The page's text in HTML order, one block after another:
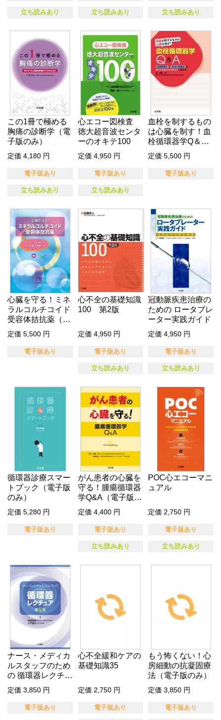
立ち読みあり 立ち読みあり 立ち読みあり
この1冊で極める
胸痛の診断学（電
子版のみ）
定価 4,180 円
電子版あり
立ち読みあり
心エコー図検査
徳大超音波センタ
ーのオキテ100
定価 4,950 円
電子版あり
立ち読みあり
血栓を制するもの
は心臓を制す！血
栓循環器学Q＆A
（電子版の…
定価 5,500 円
電子版あり
心臓を守る！ミネ
ラルコルチコイド
受容体拮抗薬（電
子版のみ）
定価 5,500 円
電子版あり
心不全の基礎知識
100 第2版
定価 4,950 円
電子版あり
立ち読みあり
冠動脈疾患治療の
ための ロータブレ
ーター実践ガイド
定価 4,950 円
電子版あり
立ち読みあり
循環器診療スマー
トブック（電子版
のみ）
定価 5,280 円
電子版あり
がん患者の心臓を
守る！腫瘍循環器
学Q&A（電子版の
み）
定価 4,400 円
電子版あり
立ち読みあり
POC心エコーマニ
ュアル
定価 2,750 円
電子版あり
立ち読みあり
ナース・メディカ
ルスタッフのため
の 循環器レクチュ
ア（電子…
定価 3,850 円
電子版あり
心不全緩和ケアの
基礎知識35
定価 2,750 円
電子版あり
もう怖くない！心
房細動の抗凝固療
法（電子版のみ）
定価 3,850 円
電子版あり